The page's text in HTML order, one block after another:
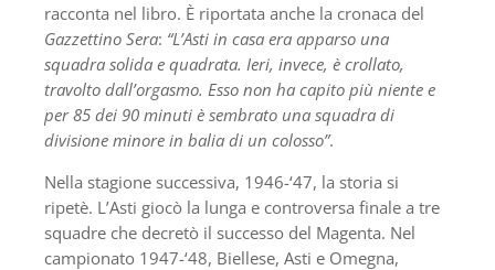
racconta nel libro. È riportata anche la cronaca del
Gazzettino Sera: “L’Asti in casa era apparso una
squadra solida e quadrata. Ieri, invece, è crollato,
travolto dall’orgasmo. Esso non ha capito più niente e
per 85 dei 90 minuti è sembrato una squadra di
divisione minore in balia di un colosso”.
Nella stagione successiva, 1946-‘47, la storia si
ripetè. L’Asti giocò la lunga e controversa finale a tre
squadre che decretò il successo del Magenta. Nel
campionato 1947-‘48, Biellese, Asti e Omegna,